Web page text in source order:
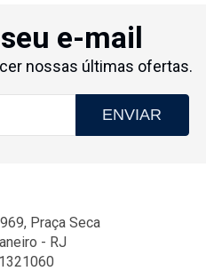
e-mail
nossas últimas ofertas.
ENVIAR
Praça Seca
- RJ